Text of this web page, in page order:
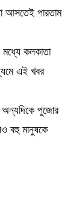
আসতেই পারতাম
কলকাতা
এই খবর
অন্যদিকে পুজোর
বহু মানুষকে